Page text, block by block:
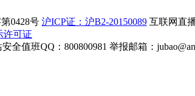
0428号 沪ICP证：沪B2-20150089 互联网直
许可证
安全值班QQ：800800981 举报邮箱：